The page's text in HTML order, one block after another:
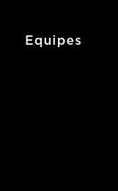
Equipes